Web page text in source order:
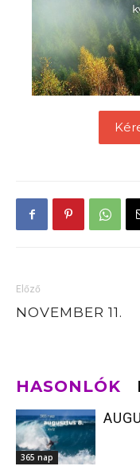
Előző
NOVEMBER 11.
HASONLÓK
365 nap